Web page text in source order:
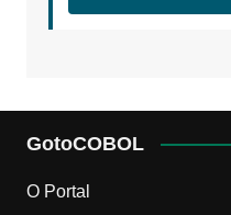
GotoCOBOL
O Portal